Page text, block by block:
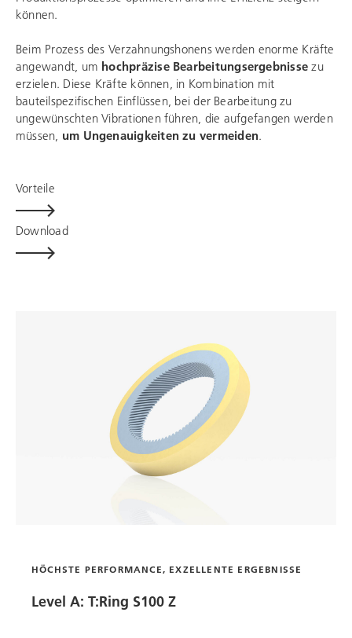
Vorteile
Download
können.
Beim Prozess des Verzahnungshonens werden enorme Kräfte
angewandt, um hochpräzise Bearbeitungsergebnisse zu
erzielen. Diese Kräfte können, in Kombination mit
bauteilspezifischen Einflüssen, bei der Bearbeitung zu
ungewünschten Vibrationen führen, die aufgefangen werden
müssen, um Ungenauigkeiten zu vermeiden.
HÖCHSTE PERFORMANCE, EXZELLENTE ERGEBNISSE
Level A: T:Ring S100 Z